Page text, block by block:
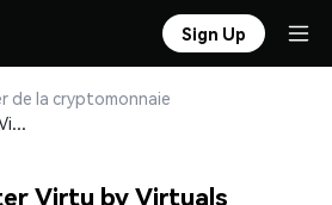
Sign Up
de la cryptomonnaie
Achetez et stockez Virtu by Virtuals (VIRTU) en toute sécurité
Virtu by Virtuals